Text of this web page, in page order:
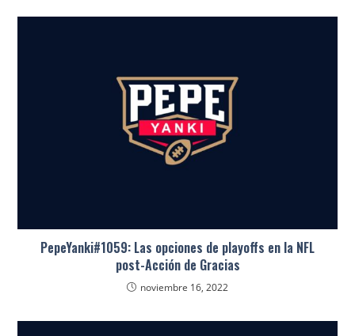
PepeYanki#1059: Las opciones de playoffs en la NFL
post-Acción de Gracias
noviembre 16, 2022